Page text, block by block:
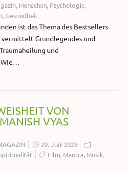
, Menschen, Psychologie,
,Gesundheit
ist das Thema des Bestsellers
vermittelt Grundlegendes und
und
Wie…
VON
VYAS
29. Juni 2026
Film, Mantra, Musik,